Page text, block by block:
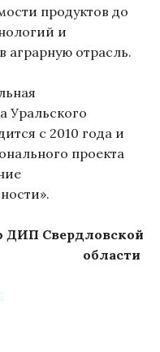
продуктов до
и
аграрную отрасль.
Уральского
с 2010 года и
проекта
ДИП Свердловской
области